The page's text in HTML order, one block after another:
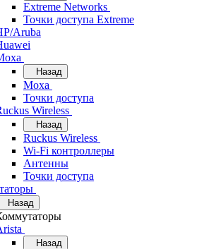
Extreme Networks
Точки доступа Extreme
Aruba
Назад
Moxa
Точки доступа
Wireless
Назад
Ruckus Wireless
Wi-Fi контроллеры
Антенны
Точки доступа
Назад
Назад